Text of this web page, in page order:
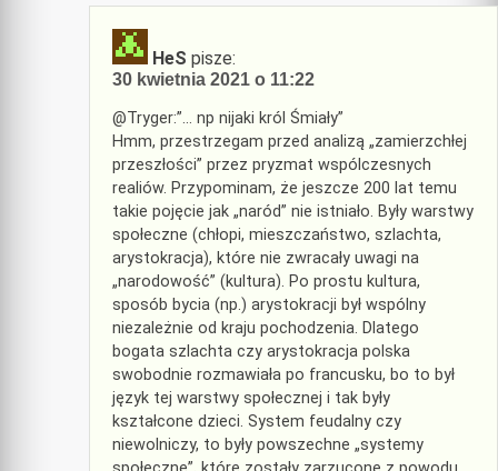
HeS pisze:
30 kwietnia 2021 o 11:22
@Tryger:”… np nijaki król Śmiały”
Hmm, przestrzegam przed analizą „zamierzchłej
przeszłości” przez pryzmat wspólczesnych
realiów. Przypominam, że jeszcze 200 lat temu
takie pojęcie jak „naród” nie istniało. Były warstwy
społeczne (chłopi, mieszczaństwo, szlachta,
arystokracja), które nie zwracały uwagi na
„narodowość” (kultura). Po prostu kultura,
sposób bycia (np.) arystokracji był wspólny
niezależnie od kraju pochodzenia. Dlatego
bogata szlachta czy arystokracja polska
swobodnie rozmawiała po francusku, bo to był
język tej warstwy społecznej i tak były
kształcone dzieci. System feudalny czy
niewolniczy, to były powszechne „systemy